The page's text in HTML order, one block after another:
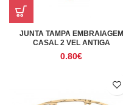
JUNTA TAMPA EMBRAIAGEM
CASAL 2 VEL ANTIGA
0.80€